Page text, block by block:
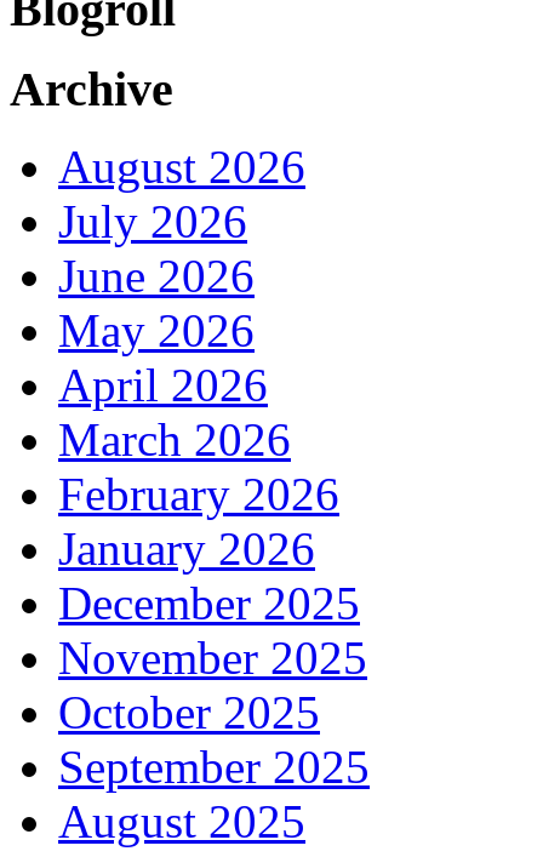
Archive
August 2026
July 2026
June 2026
May 2026
April 2026
March 2026
February 2026
January 2026
December 2025
November 2025
October 2025
September 2025
August 2025